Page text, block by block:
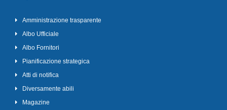
Amministrazione trasparente
Albo Ufficiale
Albo Fornitori
Pianificazione strategica
Atti di notifica
Diversamente abili
Magazine